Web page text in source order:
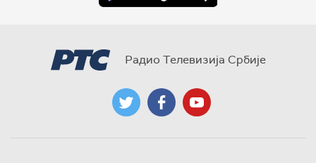
Радио Телевизија Србије